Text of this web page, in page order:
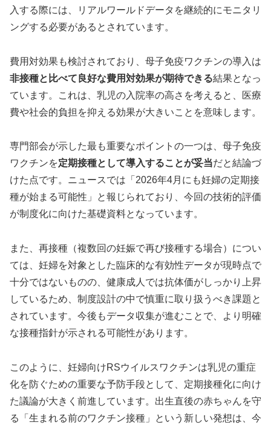
入する際には、リアルワールドデータを継続的にモニタリ
ングする必要があるとされています。
費用対効果も検討されており、母子免疫ワクチンの導入は
非接種と比べて良好な費用対効果が期待できる結果となっ
ています。これは、乳児の入院率の高さを考えると、医療
費や社会的負担を抑える効果が大きいことを意味します。
専門部会が示した最も重要なポイントの一つは、母子免疫
ワクチンを定期接種として導入することが妥当だと結論づ
けた点です。ニュースでは「2026年4月にも妊婦の定期接
種が始まる可能性」と報じられており、今回の技術的評価
が制度化に向けた基礎資料となっています。
また、再接種（複数回の妊娠で再び接種する場合）につい
ては、妊婦を対象とした臨床的な有効性データが現時点で
十分ではないものの、健康成人では抗体価がしっかり上昇
しているため、制度設計の中で慎重に取り扱うべき課題と
されています。今後もデータ収集が進むことで、より明確
な接種指針が示される可能性があります。
このように、妊婦向けRSウイルスワクチンは乳児の重症
化を防ぐための重要な予防手段として、定期接種化に向け
た議論が大きく前進しています。出生直後の赤ちゃんを守
る「生まれる前のワクチン接種」という新しい発想は、今